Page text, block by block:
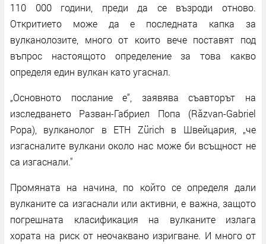
110 000 години, преди да се възроди отново.
Откритието може да е последната капка за
вулканолозите, много от които вече поставят под
въпрос настоящото определение за това какво
определя един вулкан като угаснал.
„Основното послание е“, заявява съавторът на
изследването Разван-Габриел Попа (Răzvan-Gabriel
Popa), вулканолог в ETH Zürich в Швейцария, „че
изгасналите вулкани около нас може би всъщност не
са изгаснали."
Промяната на начина, по който се определя дали
вулканите са изгаснали или активни, е важна, защото
погрешната класификация на вулканите излага
хората на риск от неочаквано изригване. И много от